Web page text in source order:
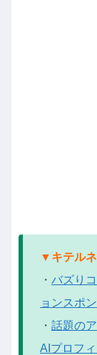
▼キテルネ
・ バズり
ョンスポ
・ 話題の
AIプロフ